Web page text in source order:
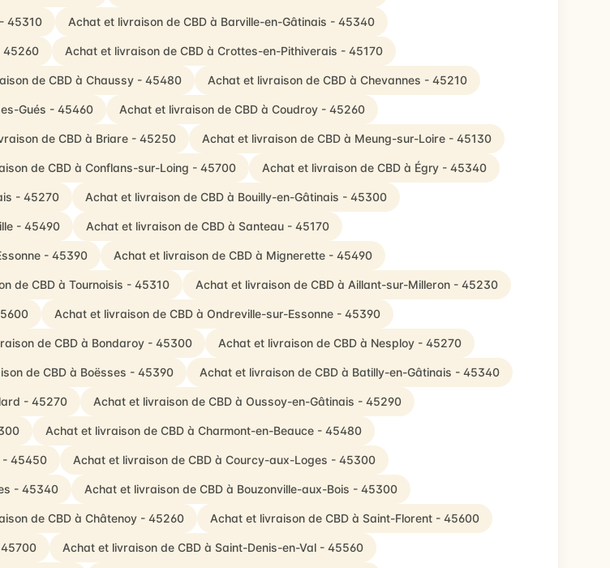
45310 Achat et livraison de CBD à Barville-en-Gâtinais - 45340
45260 Achat et livraison de CBD à Crottes-en-Pithiverais - 45170
de CBD à Chaussy - 45480 Achat et livraison de CBD à Chevannes - 45210
Gués - 45460 Achat et livraison de CBD à Coudroy - 45260
de CBD à Briare - 45250 Achat et livraison de CBD à Meung-sur-Loire - 45130
de CBD à Conflans-sur-Loing - 45700 Achat et livraison de CBD à Égry - 45340
- 45270 Achat et livraison de CBD à Bouilly-en-Gâtinais - 45300
- 45490 Achat et livraison de CBD à Santeau - 45170
- 45390 Achat et livraison de CBD à Mignerette - 45490
de CBD à Tournoisis - 45310 Achat et livraison de CBD à Aillant-sur-Milleron - 45230
Achat et livraison de CBD à Ondreville-sur-Essonne - 45390
de CBD à Bondaroy - 45300 Achat et livraison de CBD à Nesploy - 45270
de CBD à Boësses - 45390 Achat et livraison de CBD à Batilly-en-Gâtinais - 45340
- 45270 Achat et livraison de CBD à Oussoy-en-Gâtinais - 45290
Achat et livraison de CBD à Charmont-en-Beauce - 45480
- 45450 Achat et livraison de CBD à Courcy-aux-Loges - 45300
- 45340 Achat et livraison de CBD à Bouzonville-aux-Bois - 45300
de CBD à Châtenoy - 45260 Achat et livraison de CBD à Saint-Florent - 45600
Achat et livraison de CBD à Saint-Denis-en-Val - 45560